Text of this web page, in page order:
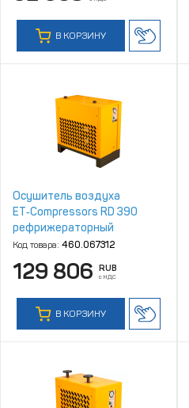
В КОРЗИНУ
Осушитель воздуха
ET‑Compressors RD 390
рефрижераторный
Код товара: 460.067312
129 806 RUB
с НДС
В КОРЗИНУ